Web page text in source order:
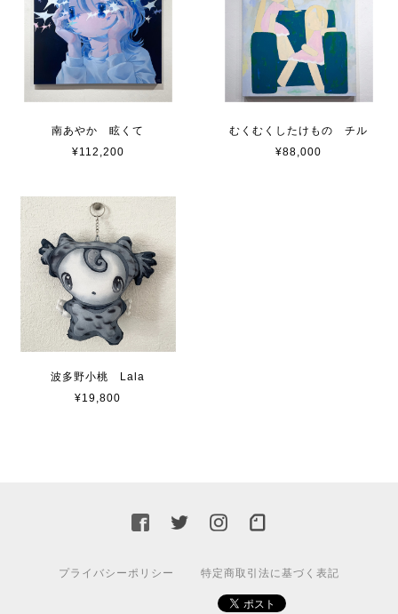
南あやか 眩くて
¥112,200
むくむくしたけもの チル
¥88,000
波多野小桃 Lala
¥19,800
プライバシーポリシー 特定商取引法に基づく表記